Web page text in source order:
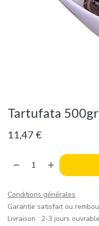
Tartufata 500gr
11,47 €
Conditions générales
Garantie satisfait ou
Livraison : 2-3 jours